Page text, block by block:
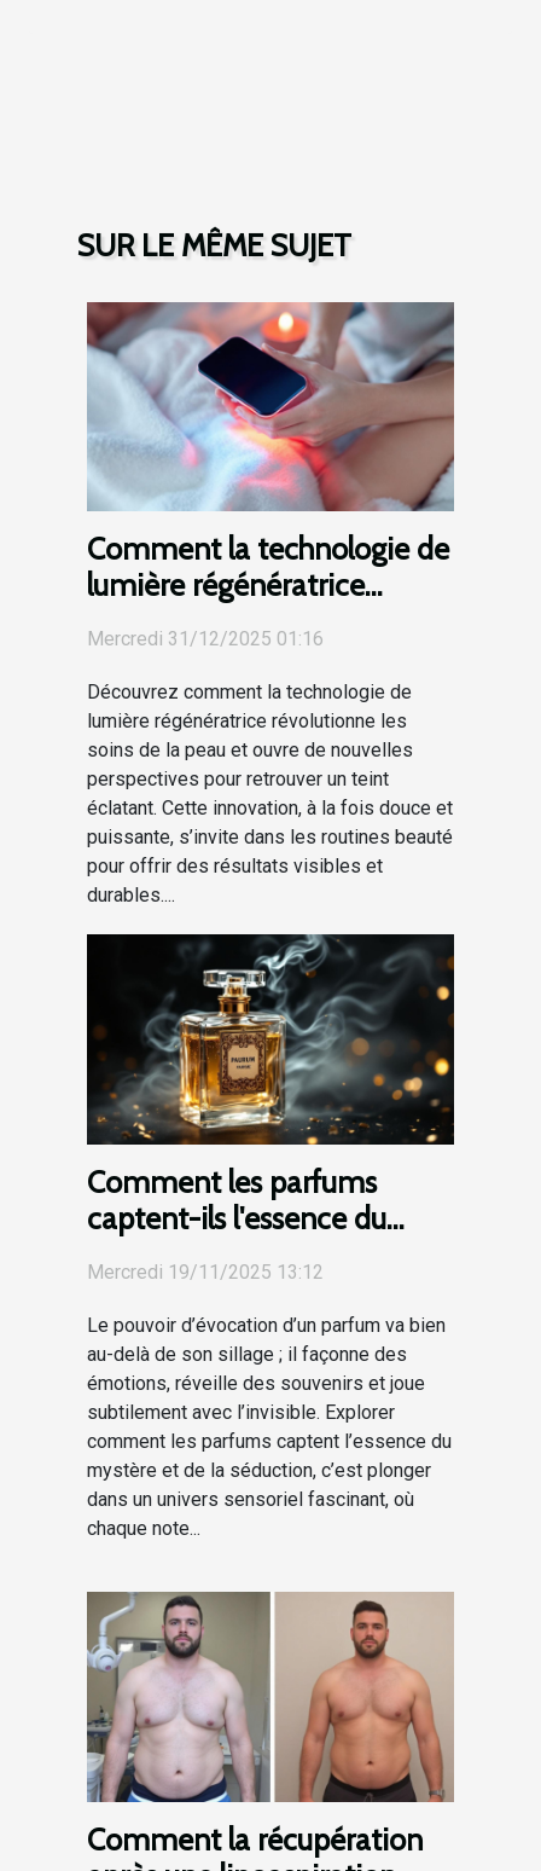
SUR LE MÊME SUJET
Comment la technologie de
lumière régénératrice
transforme-t-elle les soins
de la peau ?
Mercredi 31/12/2025 01:16
Découvrez comment la technologie de
lumière régénératrice révolutionne les
soins de la peau et ouvre de nouvelles
perspectives pour retrouver un teint
éclatant. Cette innovation, à la fois douce et
puissante, s’invite dans les routines beauté
pour offrir des résultats visibles et
durables....
Comment les parfums
captent-ils l'essence du
mystère et de la séduction ?
Mercredi 19/11/2025 13:12
Le pouvoir d’évocation d’un parfum va bien
au-delà de son sillage ; il façonne des
émotions, réveille des souvenirs et joue
subtilement avec l’invisible. Explorer
comment les parfums captent l’essence du
mystère et de la séduction, c’est plonger
dans un univers sensoriel fascinant, où
chaque note...
Comment la récupération